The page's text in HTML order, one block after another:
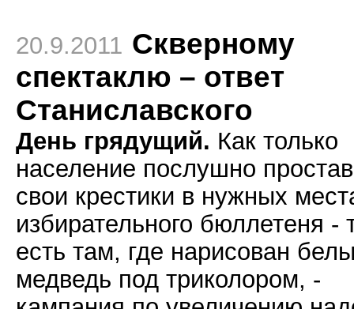
20.9.2011 Скверному
спектаклю – ответ
Станиславского
День грядущий. Как только
население послушно
свои крестики в нужных
избирательного бюллетеня -
есть там, где нарисован
медведь под триколором, -